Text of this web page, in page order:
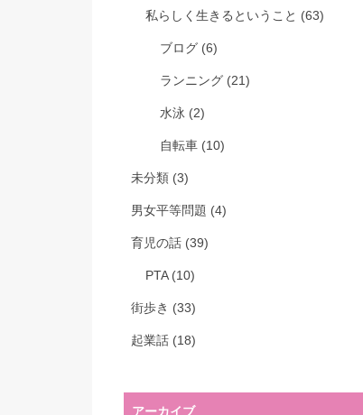
私らしく生きるということ (63)
ブログ (6)
ランニング (21)
水泳 (2)
自転車 (10)
未分類 (3)
男女平等問題 (4)
育児の話 (39)
PTA(10)
街歩き (33)
起業話 (18)
アーカイブ